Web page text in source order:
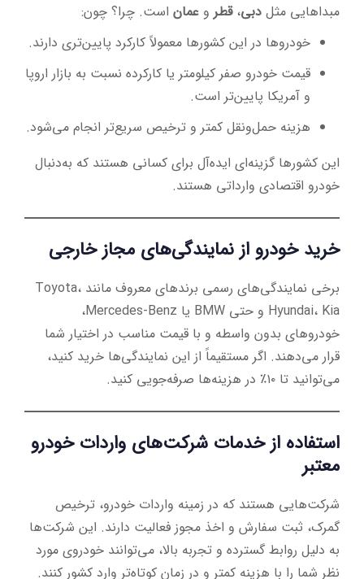
مبداهایی مثل دبی،قطر و عمان است. چرا؟ چون:
خودروها در این کشورها معمولاً کارکرد پایین‌تری دارند.
قیمت خودرو صفر کیلومتر یا کارکرده نسبت به بازار اروپا
و آمریکا پایین‌تر است.
هزینه حمل‌ونقل کمتر و ترخیص سریع‌تر انجام می‌شود.
این کشورها گزینه‌ای ایده‌آل برای کسانی هستند که به‌دنبال
خودرو اقتصادی وارداتی هستند.
خرید خودرو از نمایندگی‌های مجاز خارجی
برخی نمایندگی‌های رسمی برندهای معروف مانند Toyota،
Hyundai، Kia و حتی BMW یا Mercedes-Benz،
خودروهای بدون واسطه و با قیمت مناسب در اختیار شما
قرار می‌دهند. اگر مستقیماً از این نمایندگی‌ها خرید کنید،
می‌توانید تا ۱۰٪ در هزینه‌ها صرفه‌جویی کنید.
استفاده از خدمات شرکت‌های واردات خودرو
معتبر
شرکت‌هایی هستند که در زمینه واردات خودرو، ترخیص
گمرک، ثبت سفارش و اخذ مجوز فعالیت دارند. این شرکت‌ها
به دلیل روابط گسترده و تجربه بالا، می‌توانند خودروی مورد
نظر شما را با هزینه کمتر و در زمان کوتاه‌تر وارد کشور کنند.